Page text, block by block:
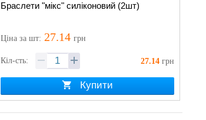
Браслети "мікс" силіконовий (2шт)
Ціназа шт: 27.14 грн
Кіл-сть: 27.14 грн
Купити